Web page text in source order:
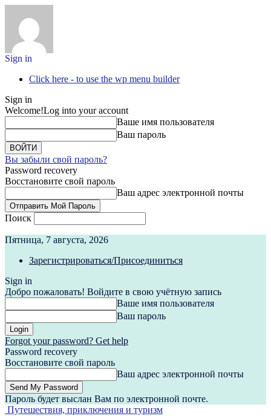
Sign in
Click here - to use the wp menu builder
Sign in
Welcome!Log into your account
Ваше имя пользователя
Ваш пароль
Вы забыли свой пароль?
Password recovery
Восстановите свой пароль
Ваш адрес электронной почты
Поиск
Пятница, 7 августа, 2026
Зарегистрироваться/Присоединиться
Sign in
Добро пожаловать! Войдите в свою учётную запись
Ваше имя пользователя
Ваш пароль
Forgot your password? Get help
Password recovery
Восстановите свой пароль
Ваш адрес электронной почты
Пароль будет выслан Вам по электронной почте.
Путешествия, приключения и туризм